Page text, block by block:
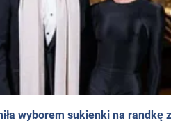
wyborem sukienki na randkę